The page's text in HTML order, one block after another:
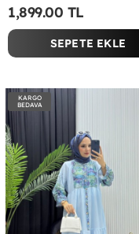
1,899.00 TL
SEPETE EKLE
KARGO
BEDAVA